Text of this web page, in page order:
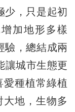
，只是起初
加地形多樣
驗，總結成兩
讓城市生態更
愛種植常綠植
地，生物多